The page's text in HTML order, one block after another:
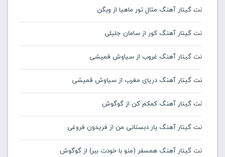
نت گیتار آهنگ مثال تور ماهیا از ویگن
نت گیتار آهنگ کور از سامان جلیلی
نت گیتار آهنگ غروب از سیاوش قمیشی
نت گیتار آهنگ دریای مغرب از سیاوش قمیشی
نت گیتار آهنگ کمکم کن از گوگوش
نت گیتار آهنگ یار دبستانی من از فریدون فروغی
نت گیتار آهنگ همسفر (منو با خودت ببر) از گوگوش